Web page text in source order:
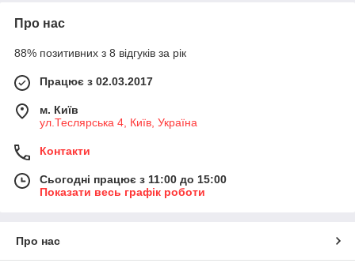
Про нас
88% позитивних з 8 відгуків за рік
Працює з 02.03.2017
м. Київ
ул.Теслярська 4, Київ, Україна
Контакти
Сьогодні працює з 11:00 до 15:00
Показати весь графік роботи
Про нас